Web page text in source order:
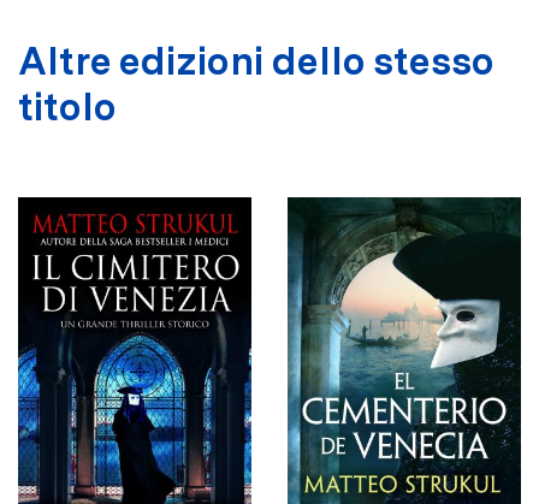
Altre edizioni dello stesso
titolo